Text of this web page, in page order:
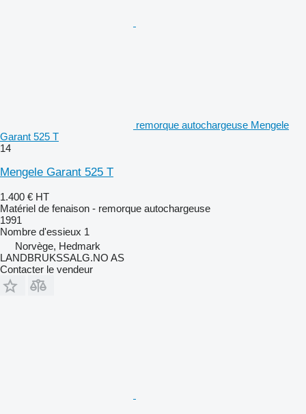
remorque autochargeuse Mengele
Garant 525 T
14
Mengele Garant 525 T
1.400 € HT
Matériel de fenaison - remorque autochargeuse
1991
Nombre d'essieux 1
Norvège, Hedmark
LANDBRUKSSALG.NO AS
Contacter le vendeur